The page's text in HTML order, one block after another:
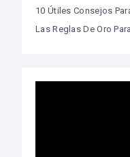
10 Útiles Consejos
Las Reglas De Oro